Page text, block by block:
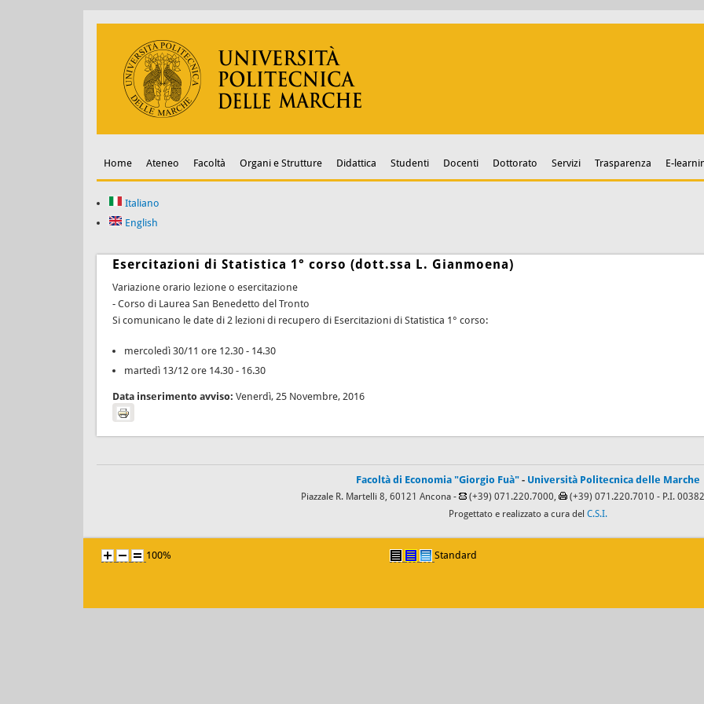
Home Ateneo Facoltà Organi e Strutture Didattica Studenti Docenti Dottorato Servizi Trasparenza E-
Italiano
English
Esercitazioni di Statistica 1° corso (dott.ssa L. Gianmoena)
Variazione orario lezione o esercitazione
- Corso di Laurea San Benedetto del Tronto
Si comunicano le date di 2 lezioni di recupero di Esercitazioni di Statistica 1° corso:
mercoledì 30/11 ore 12.30 - 14.30
martedì 13/12 ore 14.30 - 16.30
Data inserimento avviso: Venerdì, 25 Novembre, 2016
Facoltà di Economia "Giorgio Fuà" - Università Politecnica delle Marche
Piazzale R. Martelli 8, 60121 Ancona - (+39) 071.220.7000, (+39) 071.220.7010 - P.I.
Progettato e realizzato a cura del C.S.I.
100% Standard